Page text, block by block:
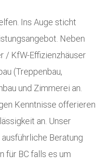
Ins Auge sticht
Neben
/ KfW-Effizienzhäuser
(Treppenbau,
und Zimmerei an.
Kenntnisse offerieren
an. Unser
Beratung
für BC falls es um